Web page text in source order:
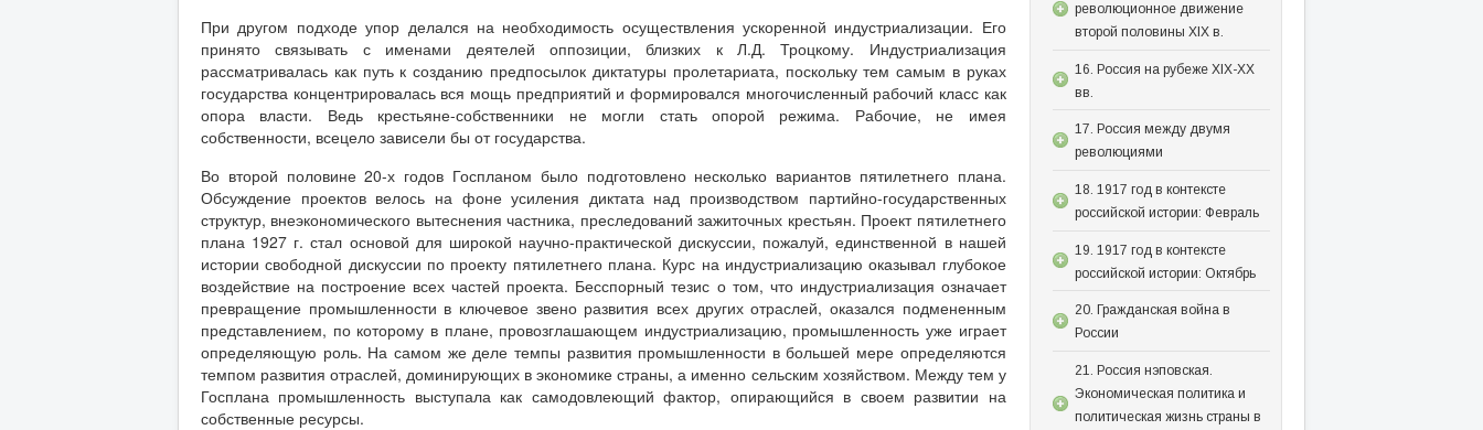
При другом подходе упор делался на необходимость осуществления ускоренной индустриализации. Его
принято связывать с именами деятелей оппозиции, близких к Л.Д. Троцкому. Индустриализация
рассматривалась как путь к созданию предпосылок диктатуры пролетариата, поскольку тем самым в руках
государства концентрировалась вся мощь предприятий и формировался многочисленный рабочий класс как
опора власти. Ведь крестьяне-собственники не могли стать опорой режима. Рабочие, не имея
собственности, всецело зависели бы от государства.
Во второй половине 20-х годов Госпланом было подготовлено несколько вариантов пятилетнего плана.
Обсуждение проектов велось на фоне усиления диктата над производством партийно-государственных
структур, внеэкономического вытеснения частника, преследований зажиточных крестьян. Проект пятилетнего
плана 1927 г. стал основой для широкой научно-практической дискуссии, пожалуй, единственной в нашей
истории свободной дискуссии по проекту пятилетнего плана. Курс на индустриализацию оказывал глубокое
воздействие на построение всех частей проекта. Бесспорный тезис о том, что индустриализация означает
превращение промышленности в ключевое звено развития всех других отраслей, оказался подмененным
представлением, по которому в плане, провозглашающем индустриализацию, промышленность уже играет
определяющую роль. На самом же деле темпы развития промышленности в большей мере определяются
темпом развития отраслей, доминирующих в экономике страны, а именно сельским хозяйством. Между тем у
Госплана промышленность выступала как самодовлеющий фактор, опирающийся в своем развитии на
собственные ресурсы.
революционное движение
второй половины XIX в.
16. Россия на рубеже XIX-XX
вв.
17. Россия между двумя
революциями
18. 1917 год в контексте
российской истории: Февраль
19. 1917 год в контексте
российской истории: Октябрь
20. Гражданская война в
России
21. Россия нэповская.
Экономическая политика и
политическая жизнь страны в